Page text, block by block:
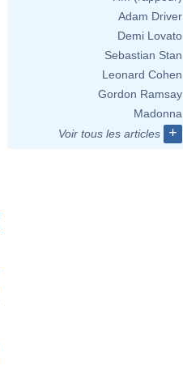
Adam Driver
Demi Lovato
Sebastian Stan
Leonard Cohen
Gordon Ramsay
Madonna
Voir tous les articles
+